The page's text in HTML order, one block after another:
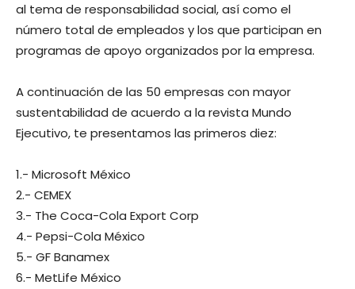
al tema de responsabilidad social, así como el
número total de empleados y los que participan en
programas de apoyo organizados por la empresa.
A continuación de las 50 empresas con mayor
sustentabilidad de acuerdo a la revista Mundo
Ejecutivo, te presentamos las primeros diez:
1.- Microsoft México
2.- CEMEX
3.- The Coca-Cola Export Corp
4.- Pepsi-Cola México
5.- GF Banamex
6.- MetLife México